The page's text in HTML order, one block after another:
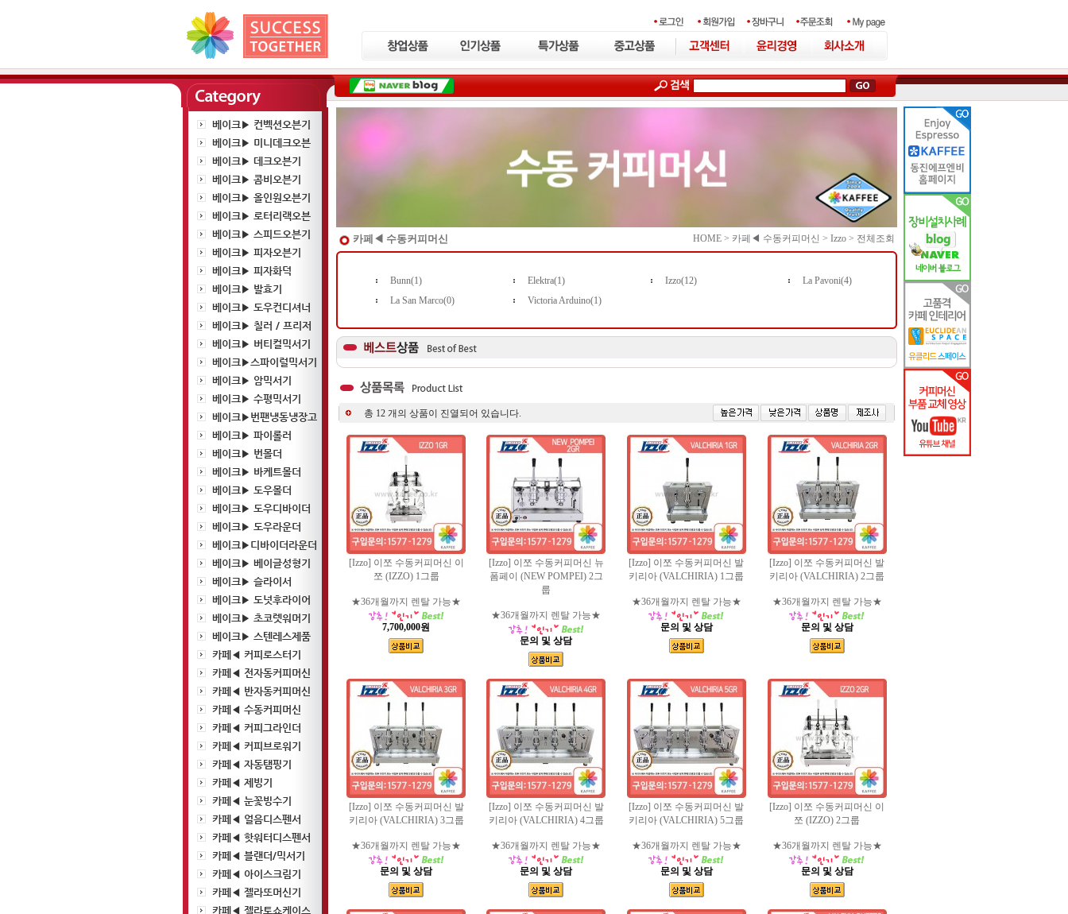
베이크▶ 컨벡션오븐기
베이크▶ 미니데크오븐
베이크▶ 데크오븐기
베이크▶ 콤비오븐기
베이크▶ 올인원오븐기
베이크▶ 로터리랙오븐
베이크▶ 스피드오븐기
베이크▶ 피자오븐기
베이크▶ 피자화덕
베이크▶ 발효기
베이크▶ 도우컨디셔너
베이크▶ 칠러 / 프리저
베이크▶ 버티컬믹서기
베이크▶스파이럴믹서기
베이크▶ 암믹서기
베이크▶ 수평믹서기
베이크▶번팬냉동냉장고
베이크▶ 파이롤러
베이크▶ 번몰더
베이크▶ 바케트몰더
베이크▶ 도우몰더
베이크▶ 도우디바이더
베이크▶ 도우라운더
베이크▶디바이더라운더
베이크▶ 베이글성형기
베이크▶ 슬라이서
베이크▶ 도넛후라이어
베이크▶ 초코렛워머기
베이크▶ 스텐레스제품
카페◀ 커피로스터기
카페◀ 전자동커피머신
카페◀ 반자동커피머신
카페◀ 수동커피머신
카페◀ 커피그라인더
카페◀ 커피브로워기
카페◀ 자동탬핑기
카페◀ 제빙기
카페◀ 눈꽃빙수기
카페◀ 얼음디스펜서
카페◀ 핫워터디스펜서
카페◀ 블랜더/믹서기
카페◀ 아이스크림기
카페◀ 젤라또머신기
카페◀ 젤라토쇼케이스
카페◀ 수동커피머신 HOME > 카페◀ 수동커피머신 > Izzo > 전체조회
Bunn(1) Elektra(1) Izzo(12)
La Pavoni(4)
La San Marco(0)
Victoria Arduino(1)
총 12 개의 상품이 진열되어 있습니다.
[Izzo] 이쪼 수동커피머신 이
쪼 (IZZO) 1그룹
★36개월까지 렌탈 가능★
7,700,000원
[Izzo] 이쪼 수동커피머신 뉴
폼페이 (NEW POMPEI) 2그
룹
★36개월까지 렌탈 가능★
문의 및 상담
[Izzo] 이쪼 수동커피머신 발
키리아 (VALCHIRIA) 1그룹
★36개월까지 렌탈 가능★
문의 및 상담
[Izzo] 이쪼 수동커피머신 발
키리아 (VALCHIRIA) 2그룹
★36개월까지 렌탈 가능★
문의 및 상담
[Izzo] 이쪼 수동커피머신 발
키리아 (VALCHIRIA) 3그룹
★36개월까지 렌탈 가능★
문의 및 상담
[Izzo] 이쪼 수동커피머신 발
키리아 (VALCHIRIA) 4그룹
★36개월까지 렌탈 가능★
문의 및 상담
[Izzo] 이쪼 수동커피머신 발
키리아 (VALCHIRIA) 5그룹
★36개월까지 렌탈 가능★
문의 및 상담
[Izzo] 이쪼 수동커피머신 이
쪼 (IZZO) 2그룹
★36개월까지 렌탈 가능★
문의 및 상담